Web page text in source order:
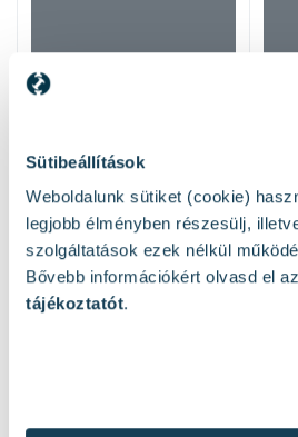
Sütibeállítások
Weboldalunk sütiket (cookie)
legjobb élményben részesülj,
szolgáltatások ezek nélkül
Bővebb információkért olvasd el az
tájékoztatót.
Hasonló termékek